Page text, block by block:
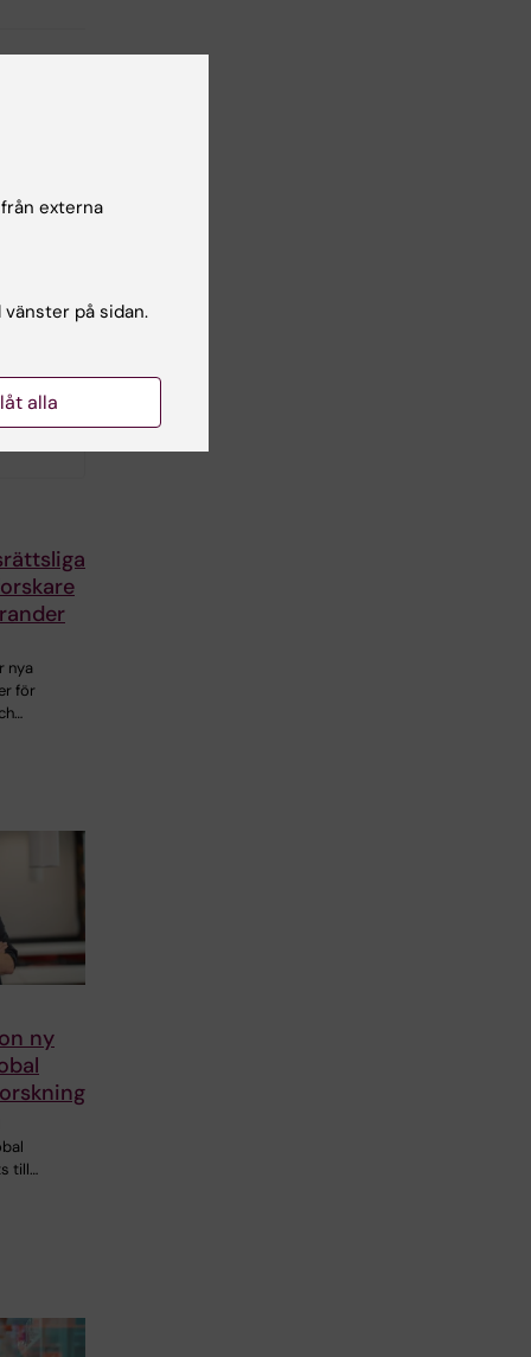
nya
för
ny
till…
externa
på sidan.
alla